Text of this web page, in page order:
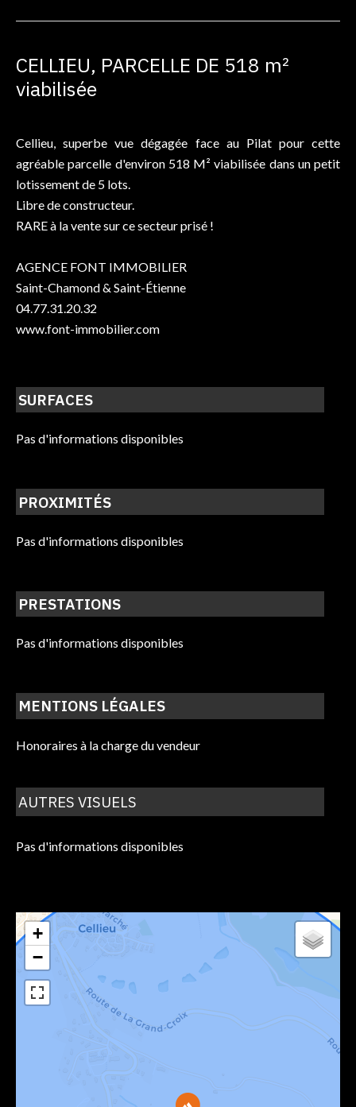
CELLIEU, PARCELLE DE 518 m²
viabilisée
Cellieu, superbe vue dégagée face au Pilat pour cette
agréable parcelle d'environ 518 M² viabilisée dans un petit
lotissement de 5 lots.
Libre de constructeur.
RARE à la vente sur ce secteur prisé !
AGENCE FONT IMMOBILIER
Saint-Chamond & Saint-Étienne
04.77.31.20.32
www.font-immobilier.com
SURFACES
Pas d'informations disponibles
PROXIMITÉS
Pas d'informations disponibles
PRESTATIONS
Pas d'informations disponibles
MENTIONS LÉGALES
Honoraires à la charge du vendeur
AUTRES VISUELS
Pas d'informations disponibles
+
−